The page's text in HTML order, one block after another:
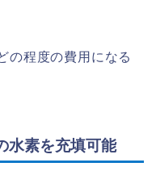
の程度の費用になる
水素を充填可能